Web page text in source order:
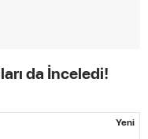
da İnceledi!